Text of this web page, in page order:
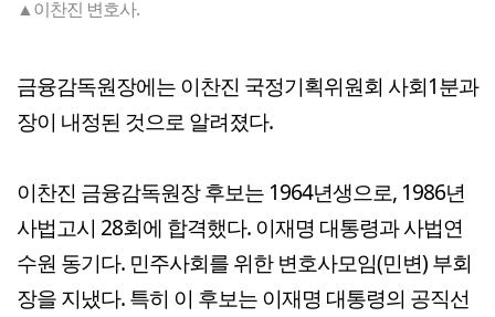
▲이찬진 변호사.
금융감독원장에는 이찬진 국정기획위원회 사회1분과
장이 내정된 것으로 알려졌다.
이찬진 금융감독원장 후보는 1964년생으로, 1986년
사법고시 28회에 합격했다. 이재명 대통령과 사법연
수원 동기다. 민주사회를 위한 변호사모임(민변) 부회
장을 지냈다. 특히 이 후보는 이재명 대통령의 공직선